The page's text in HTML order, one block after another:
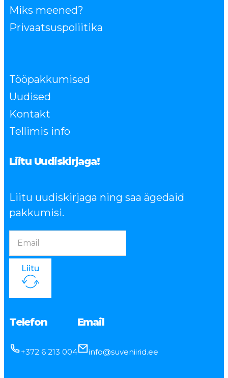
Miks meened?
Privaatsuspoliitika
Tööpakkumised
Uudised
Kontakt
Tellimis info
Liitu Uudiskirjaga!
Liitu uudiskirjaga ning saa ägedaid
pakkumisi.
Liitu
Telefon
+372 6 213 004
Email
info@suveniirid.ee